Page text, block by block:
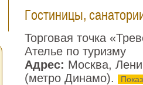
Гостиницы,
Торговая точка
Ателье по туризму
Адрес: Москва,
(метро Динамо).